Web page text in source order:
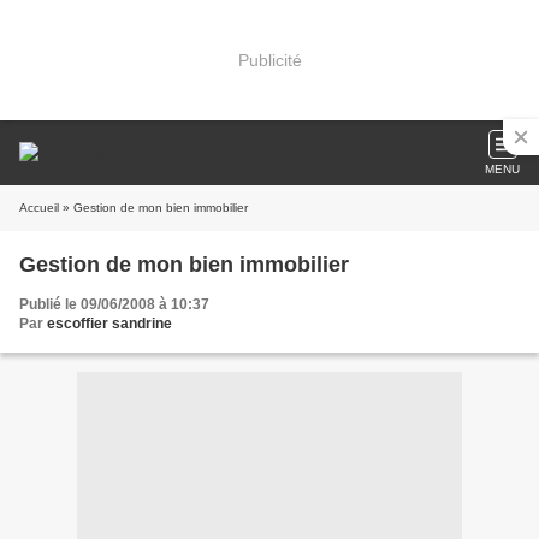
Publicité
MENU
Accueil » Gestion de mon bien immobilier
Gestion de mon bien immobilier
Publié le 09/06/2008 à 10:37
Par escoffier sandrine